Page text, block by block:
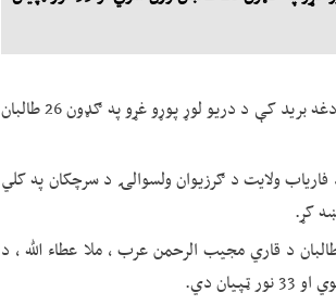
د ملي دفاع وزارت په یوې اعلامیې کې ویلي چې په دغه برید کې د دریو لوړ پوړو غړو په ګډون 26 طالبان
ولایت د ګرزیوان ولسوالۍ د سرچکان په کلي
کړ.
په توګه ، د درې لوړ پوړو غړو په ګډون 26 طالبان د قاري مجیب الرحمن عرب ، ملا عطاء الله ، د
دي.